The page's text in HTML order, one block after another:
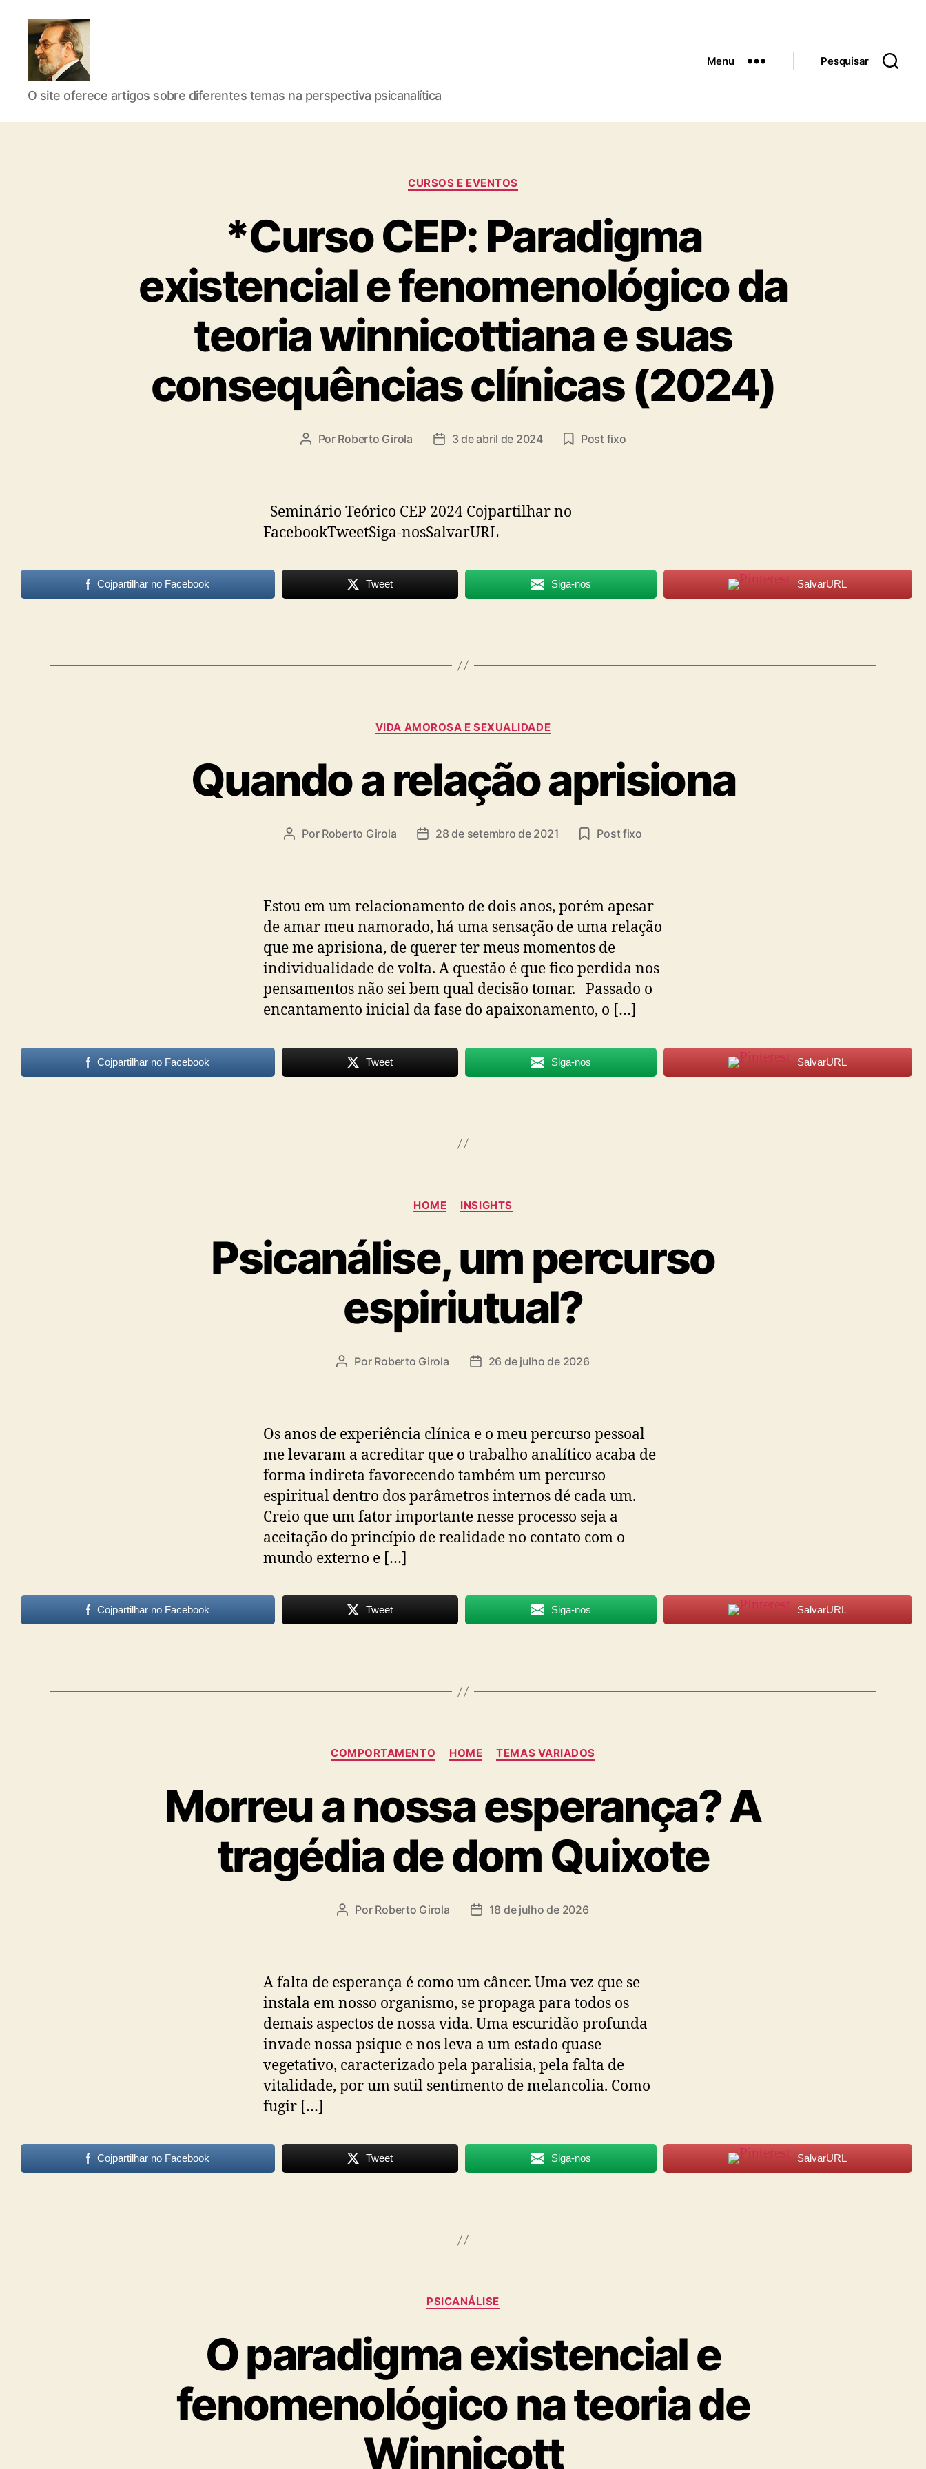
Roberto
Psicanalista
O site oferece artigos sobre diferentes temas na perspectiva psicanalítica
Menu Pesquisar
Categorias
CURSOS E EVENTOS
*Curso CEP: Paradigma
existencial e fenomenológico da
teoria winnicottiana e suas
consequências clínicas (2024)
Autor
Por Roberto Girola
Data3 de abril de 2024 Post fixo
Seminário Teórico CEP 2024 Cojpartilhar no
FacebookTweetSiga-nosSalvarURL
Cojpartilhar no Facebook Tweet Siga-nos SalvarURL
Categorias
VIDA AMOROSA E SEXUALIDADE
Quando a relação aprisiona
Autor
Por Roberto Girola
Data28 de setembro de 2021 Post fixo
Estou em um relacionamento de dois anos, porém apesar
de amar meu namorado, há uma sensação de uma relação
que me aprisiona, de querer ter meus momentos de
individualidade de volta. A questão é que fico perdida nos
pensamentos não sei bem qual decisão tomar. Passado o
encantamento inicial da fase do apaixonamento, o […]
Cojpartilhar no Facebook Tweet Siga-nos SalvarURL
Categorias
HOME INSIGHTS
Psicanálise, um percurso
espiriutual?
Autor
Por Roberto Girola
Data26 de julho de 2026
Os anos de experiência clínica e o meu percurso pessoal
me levaram a acreditar que o trabalho analítico acaba de
forma indireta favorecendo também um percurso
espiritual dentro dos parâmetros internos dé cada um.
Creio que um fator importante nesse processo seja a
aceitação do princípio de realidade no contato com o
mundo externo e […]
Cojpartilhar no Facebook Tweet Siga-nos SalvarURL
Categorias
COMPORTAMENTO HOME TEMAS VARIADOS
Morreu a nossa esperança? A
tragédia de dom Quixote
Autor
Por Roberto Girola
Data18 de julho de 2026
A falta de esperança é como um câncer. Uma vez que se
instala em nosso organismo, se propaga para todos os
demais aspectos de nossa vida. Uma escuridão profunda
invade nossa psique e nos leva a um estado quase
vegetativo, caracterizado pela paralisia, pela falta de
vitalidade, por um sutil sentimento de melancolia. Como
fugir […]
Cojpartilhar no Facebook Tweet Siga-nos SalvarURL
Categorias
PSICANÁLISE
O paradigma existencial e
fenomenológico na teoria de
Winnicott